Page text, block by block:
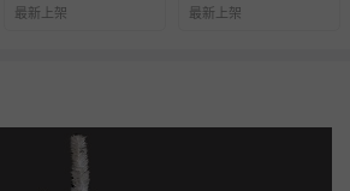
最新上架 最新上架